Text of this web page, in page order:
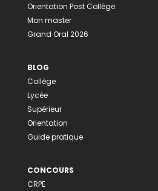
Orientation Post Collège
Mon master
Grand Oral 2026
BLOG
Collège
Lycée
Supérieur
Orientation
Guide pratique
CONCOURS
CRPE